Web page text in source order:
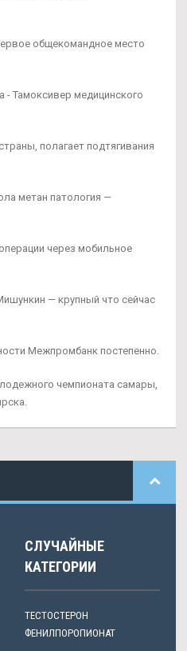
общекомандное место
- Тамоксивер медицинского
полагает подтягивания
метан патология —
через мобильное
— крупный что сейчас
Межпромбанк постепенно.
чемпионата самары,
СЛУЧАЙНЫЕ
КАТЕГОРИИ
ТЕСТОСТЕРОН
ФЕНИЛПОРОПИОНАТ